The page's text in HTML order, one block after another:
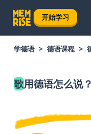
开始学习
学德语 德语课程
歌用德语怎么说？